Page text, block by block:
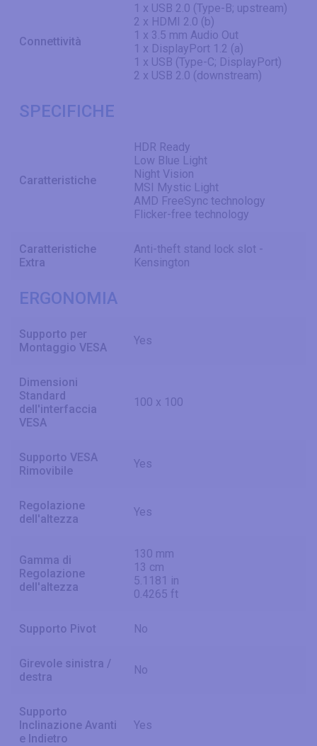
Connettività
1 x USB 2.0 (Type-B; upstream)
2 x HDMI 2.0 (b)
1 x 3.5 mm Audio Out
1 x DisplayPort 1.2 (a)
1 x USB (Type-C; DisplayPort)
2 x USB 2.0 (downstream)
SPECIFICHE
Caratteristiche
HDR Ready
Low Blue Light
Night Vision
MSI Mystic Light
AMD FreeSync technology
Flicker-free technology
Caratteristiche
Extra
Anti-theft stand lock slot -
Kensington
ERGONOMIA
Supporto per
Montaggio VESA
Yes
Dimensioni
Standard
dell'interfaccia
VESA
100 x 100
Supporto VESA
Rimovibile
Yes
Regolazione
dell'altezza
Yes
Gamma di
Regolazione
dell'altezza
130 mm
13 cm
5.1181 in
0.4265 ft
Supporto Pivot No
Girevole sinistra /
destra
No
Supporto
Inclinazione Avanti
e Indietro
Yes